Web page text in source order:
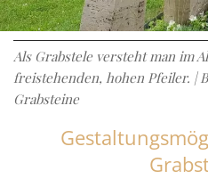
Als Grabstele versteht man im
freistehenden, hohen Pfeiler. |
Grabsteine